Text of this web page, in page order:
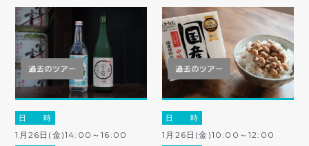
日 時
1月26日(金)14:00～16:00
日 時
1月26日(金)10:00～12:00